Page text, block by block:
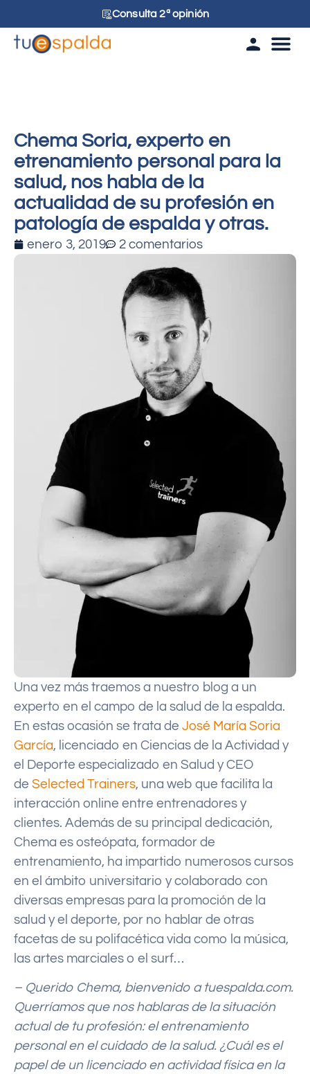
Consulta 2ª opinión
Chema Soria, experto en
etrenamiento personal para la
salud, nos habla de la
actualidad de su profesión en
patología de espalda y otras.
enero 3, 2019 2 comentarios
Una vez más traemos a nuestro blog a un
experto en el campo de la salud de la espalda.
En estas ocasión se trata de José María Soria
García, licenciado en Ciencias de la Actividad y
el Deporte especializado en Salud y CEO
de Selected Trainers, una web que facilita la
interacción online entre entrenadores y
clientes. Además de su principal dedicación,
Chema es osteópata, formador de
entrenamiento, ha impartido numerosos cursos
en el ámbito universitario y colaborado con
diversas empresas para la promoción de la
salud y el deporte, por no hablar de otras
facetas de su polifacética vida como la música,
las artes marciales o el surf…
– Querido Chema, bienvenido a tuespalda.com.
Querríamos que nos hablaras de la situación
actual de tu profesión: el entrenamiento
personal en el cuidado de la salud. ¿Cuál es el
papel de un licenciado en actividad física en la